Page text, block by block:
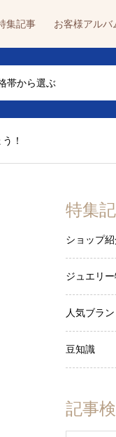
集記事 お客様アルバ
帯から選ぶ
！
特集
ショップ
ジュエリ
人気ブラン
豆知識
記事